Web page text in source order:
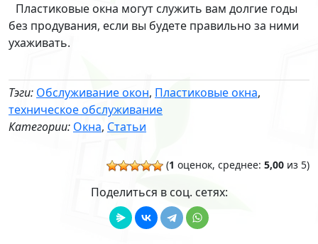
Пластиковые окна могут служить вам долгие годы
без продувания, если вы будете правильно за ними
ухаживать.
Тэги: Обслуживание окон, Пластиковые окна,
техническое обслуживание
Категории: Окна, Статьи
(1 оценок, среднее: 5,00 из 5)
Поделиться в соц. сетях: